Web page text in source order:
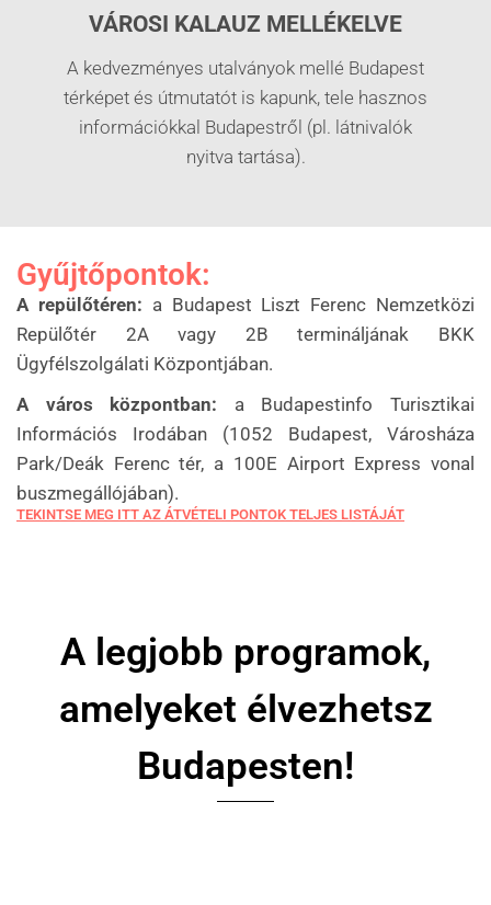
VÁROSI KALAUZ MELLÉKELVE
A kedvezményes utalványok mellé Budapest
térképet és útmutatót is kapunk, tele hasznos
információkkal Budapestről (pl. látnivalók
nyitva tartása).
Gyűjtőpontok:
A repülőtéren: a Budapest Liszt Ferenc Nemzetközi
Repülőtér 2A vagy 2B termináljának BKK
Ügyfélszolgálati Központjában.
A város központban: a Budapestinfo Turisztikai
Információs Irodában (1052 Budapest, Városháza
Park/Deák Ferenc tér, a 100E Airport Express vonal
buszmegállójában).
TEKINTSE MEG ITT AZ ÁTVÉTELI PONTOK TELJES LISTÁJÁT
A legjobb programok,
amelyeket élvezhetsz
Budapesten!